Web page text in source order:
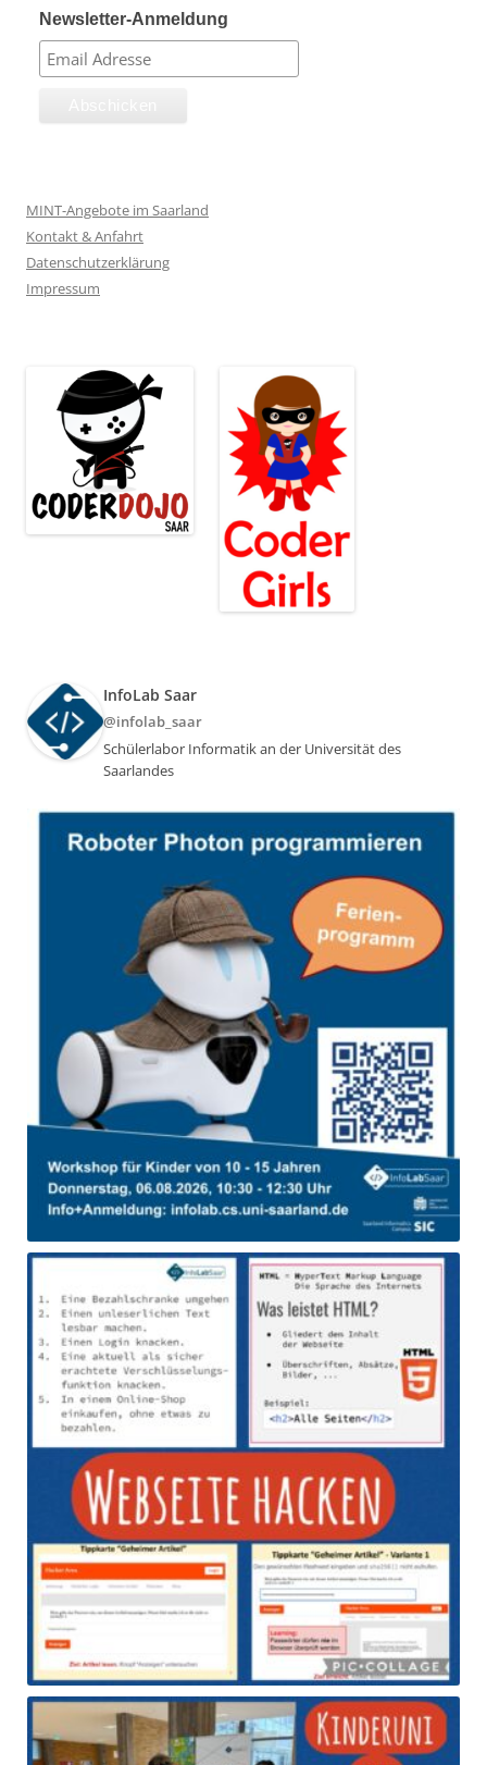
Newsletter-Anmeldung
MINT-Angebote im Saarland
Kontakt & Anfahrt
Datenschutzerklärung
Impressum
InfoLab Saar
@infolab_saar
Schülerlabor Informatik an der Universität des
Saarlandes